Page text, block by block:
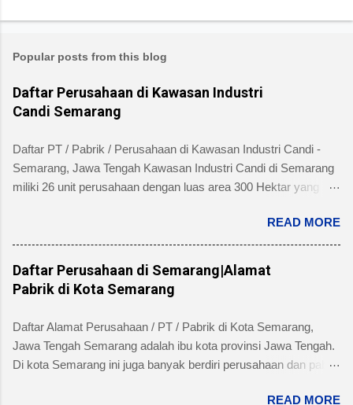
Popular posts from this blog
Daftar Perusahaan di Kawasan Industri
Candi Semarang
Daftar PT / Pabrik / Perusahaan di Kawasan Industri Candi -
Semarang, Jawa Tengah Kawasan Industri Candi di Semarang
miliki 26 unit perusahaan dengan luas area 300 Hektar yang
Kecamatan Ngaliyan dan memiliki fasilitas tanah yang siap
dibangun , jalan 20 s/d 30 meter, green belt, listrik , telepon , air,
security service dan memiliki kemudahan atau keuntungan
bebas banjir dan ideal untuk industri menengah dan besar untuk
alamat pengelola berada di Jl. Tambakaji II No. 7 Semarang
Perusahaan di Kawasan Industri Candi Semarang disertai
dengan informasi bidang usaha, alamat lengkap dan nomor
telpon masing-masing perusahaan/pabrik : PT. AMAN INDAH
READ MORE
Daftar Perusahaan di Semarang|Alamat
Pabrik di Kota Semarang
Daftar Alamat Perusahaan / PT / Pabrik di Kota Semarang,
Jawa Tengah Semarang adalah ibu kota provinsi Jawa Tengah.
Di kota Semarang ini juga banyak berdiri perusahaan dan pabrik
produsen makanan, minuman, obat-obatan / farmasi, industri
READ MORE